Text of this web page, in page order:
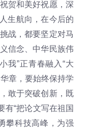
贺和美好祝愿，深
生航向，在今后的
战，都要坚定对马
信念、中华民族伟
我”正青春融入“大
章，要始终保持学
敢于突破创新，既
有“把论文写在祖国
攀科技高峰，为强